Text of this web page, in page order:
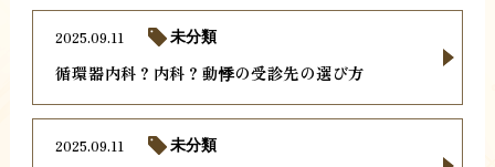
循環器内科？内科？動悸の受診先の選び方
2025.09.11 未分類
2025.09.11 未分類